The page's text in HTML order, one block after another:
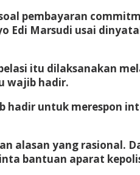
pembayaran
Edi Marsudi usai
itu dilaksanakan
wajib hadir.
hadir untuk merespon
alasan yang rasional.
bantuan aparat